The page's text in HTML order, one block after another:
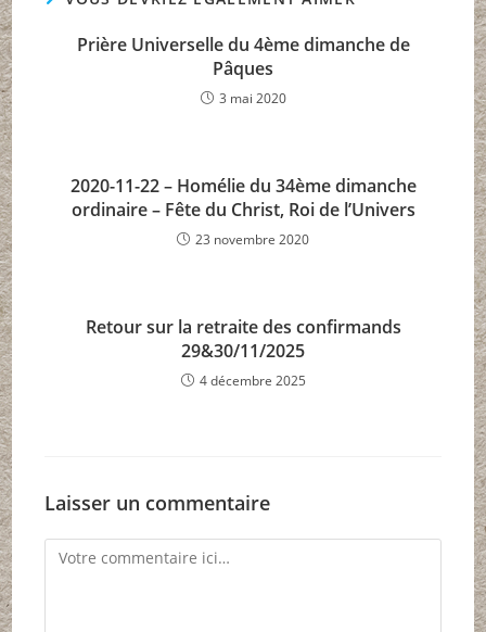
Prière Universelle du 4ème dimanche de
Pâques
3 mai 2020
2020-11-22 – Homélie du 34ème dimanche
ordinaire – Fête du Christ, Roi de l’Univers
23 novembre 2020
Retour sur la retraite des confirmands
29&30/11/2025
4 décembre 2025
Laisser un commentaire
Comment